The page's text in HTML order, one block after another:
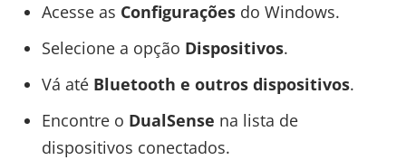
Acesse as Configuraçõesdo Windows.
Selecione a opção Dispositivos.
Vá até Bluetooth e outros dispositivos.
Encontre o DualSense na lista de
dispositivos conectados.